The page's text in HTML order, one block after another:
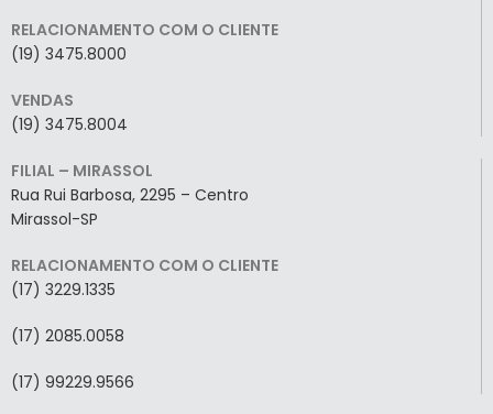
RELACIONAMENTO COM O CLIENTE
(19) 3475.8000
VENDAS
(19) 3475.8004
FILIAL – MIRASSOL
Rua Rui Barbosa, 2295 – Centro
Mirassol-SP
RELACIONAMENTO COM O CLIENTE
(17) 3229.1335
(17) 2085.0058
(17) 99229.9566